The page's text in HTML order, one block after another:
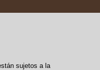
sujetos a la